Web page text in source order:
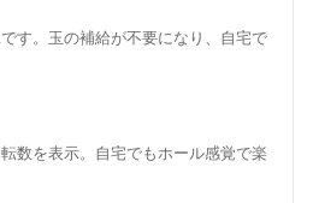
す。玉の補給が不要になり、自宅で
数を表示。自宅でもホール感覚で楽